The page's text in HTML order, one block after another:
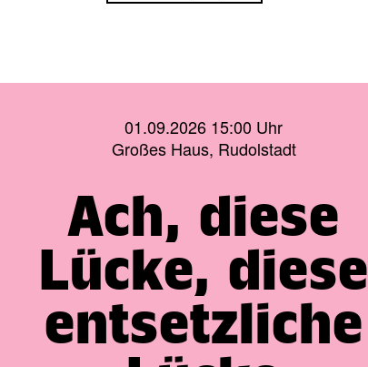
01.09.2026 15:00 Uhr
Großes Haus, Rudolstadt
Ach, diese
Lücke, diese
entsetzliche